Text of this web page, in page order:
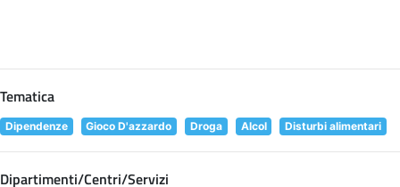
Tematica
Dipendenze Gioco D'azzardo Droga Alcol Disturbi alimentari
Dipartimenti/Centri/Servizi